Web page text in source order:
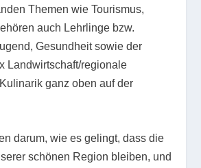
Themen wie Tourismus,
auch Lehrlinge bzw.
Gesundheit sowie der
Landwirtschaft/regionale
ganz oben auf der
darum, wie es gelingt, dass die
schönen Region bleiben, und